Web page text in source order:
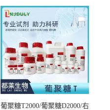
葡聚糖T2000/葡聚糖D2000/右